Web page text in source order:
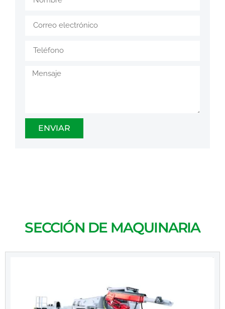
ENVIAR
SECCIÓN DE MAQUINARIA